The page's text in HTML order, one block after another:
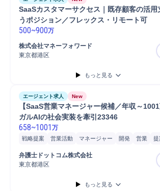
SaaSカスタマーサクセス｜既存顧客の活用
500~900万
株式会社マネーフォワード
東京都港区
もっと見る
エージェント求人 New
【SaaS営業マネージャー候補／年収～
ガルAIの社会実装を牽引23346
658~1001 万
戦略提案 営業活動 マネージャー 開発 営業 提
クロージング
法人営業 既存顧客
外部折衝
顧客
リーダー マネジメント
弁護士ドットコム株式会社
東京都港区
もっと見る